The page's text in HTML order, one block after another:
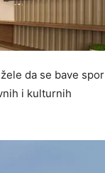
da se bave
i kulturnih